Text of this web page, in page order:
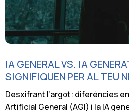
IA GENERAL VS. IA
SIGNIFIQUEN PER AL TEU
Desxifrant l’argot: diferències
Artificial General (AGI) i la IA